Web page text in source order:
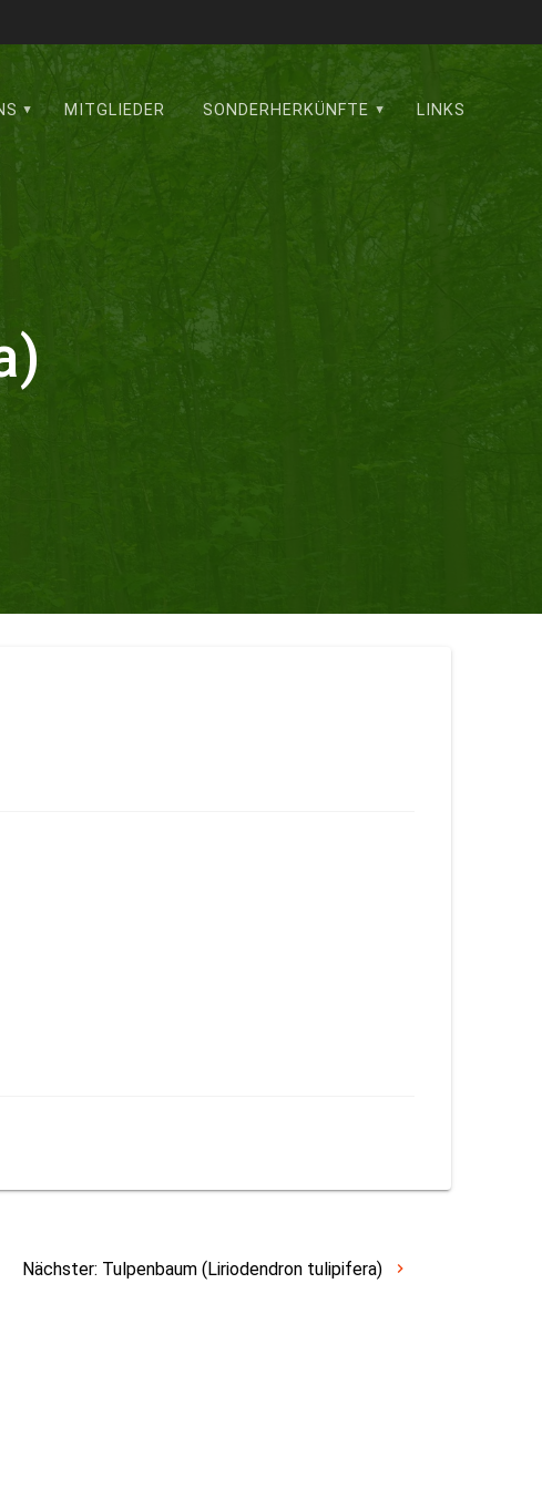
MITGLIEDER SONDERHERKÜNFTE LINKS
Nächster: Tulpenbaum (Liriodendron tulipifera)